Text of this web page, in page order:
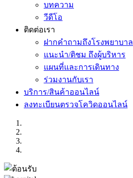
บทความ
วีดีโอ
ติดต่อเรา
ฝากคำถามถึงโรงพยาบาล
แนะนำ/ติชม ถึงผู้บริหาร
แผนที่และการเดินทาง
ร่วมงานกับเรา
บริการ/สินค้าออนไลน์
ลงทะเบียนตรวจโควิดออนไลน์